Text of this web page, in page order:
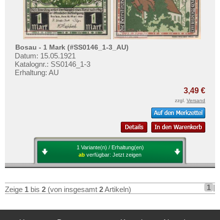
Breslau
Brieg
Broacker
Brüel
Brühl
Büdelsdorf
Buer
Burg an der Wupper
Testbanknoten
Banknotenbriefe
Kataloge
Aufbewahrung
Gutscheine
Preislisten
Erhaltungsgrade
Gratisbanknoten
Bosau - 1 Mark (#SS0146_1-3_AU)
Datum: 15.05.1921
Katalognr.: SS0146_1-3
Erhaltung: AU
3,49 €
zzgl. Versand
1 Variante(n) / Erhaltung(en)
ab verfügbar: Jetzt zeigen
Zeige 1 bis 2 (von insgesamt 2Artikeln) 1